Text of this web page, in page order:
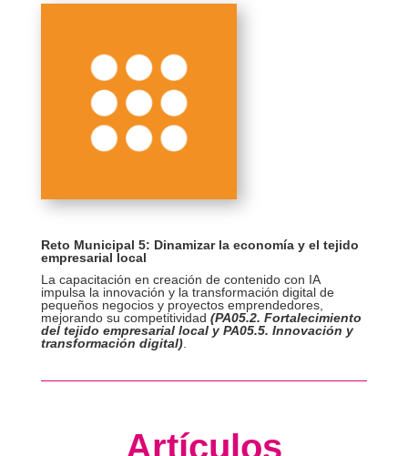
Reto Municipal 5: Dinamizar la economía y el tejido
empresarial local
La capacitación en creación de contenido con IA
impulsa la innovación y la transformación digital de
pequeños negocios y proyectos emprendedores,
mejorando su competitividad (PA05.2. Fortalecimiento
del tejido empresarial local y PA05.5. Innovación y
transformación digital).
Artículos